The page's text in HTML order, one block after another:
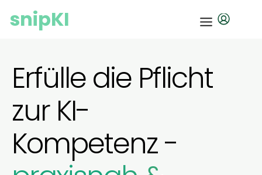
snipKI
Erfülle die Pflicht
zur KI-
Kompetenz -